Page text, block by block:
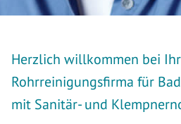
Herzlich willkommen bei
Rohrreinigungsfirma für
mit Sanitär- und